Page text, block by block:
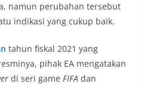
namun perubahan tersebut
indikasi yang cukup baik.
tahun fiskal 2021 yang
pihak EA mengatakan
di seri game FIFA dan